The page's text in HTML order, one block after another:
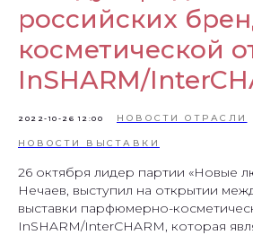
российских
косметической
InSHARM/
2022-10-26 12:00 НОВОСТИ ОТРАСЛИ
НОВОСТИ ВЫСТАВКИ
26 октября лидер партии «Новые
Нечаев, выступил на открытии
выставки парфюмерно-
InSHARM/InterCHARM, которая